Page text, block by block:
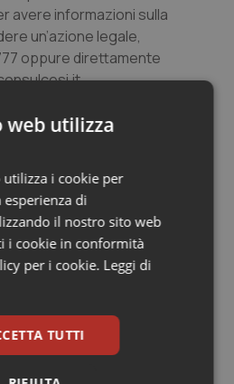
& Testa Collo
avere informazioni sulla
un’azione legale,
oppure direttamente
in
web utilizza
i cookie per
di
il nostro sito web
i cookie in conformità
per i cookie. Leggi di
TUTTI